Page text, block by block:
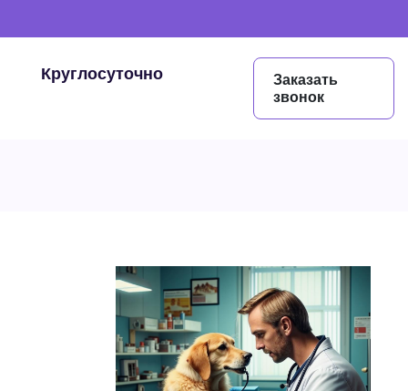
Круглосуточно
Заказать
звонок